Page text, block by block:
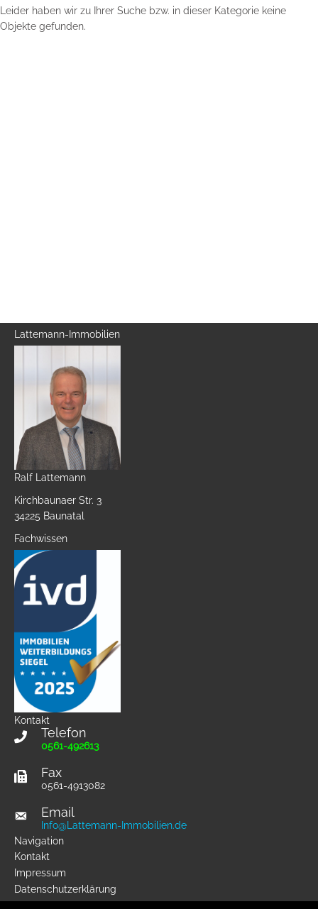
Leider haben wir zu Ihrer Suche bzw. in dieser Kategorie keine
Objekte gefunden.
Lattemann-Immobilien
Ralf Lattemann
Kirchbaunaer Str. 3
34225 Baunatal
Fachwissen
Kontakt
Telefon
0561-492613
Fax
0561-4913082
Email
Info@Lattemann-Immobilien.de
Navigation
Kontakt
Impressum
Datenschutzerklärung